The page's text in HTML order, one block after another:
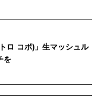
ロ コボ)」生マッシュル
を